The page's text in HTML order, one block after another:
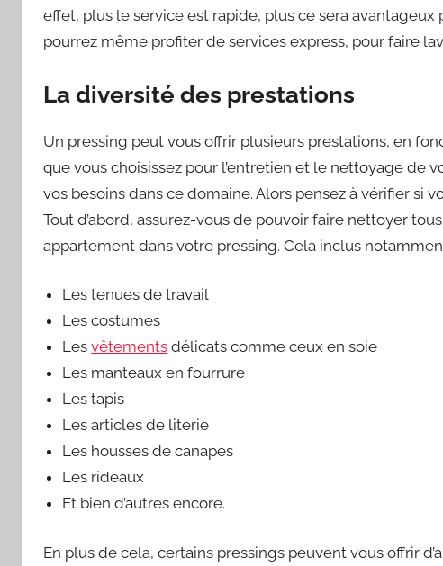
effet, plus le service est rapide, plus ce sera avantageux
pourrez même profiter de services express, pour faire
La diversité des prestations
Un pressing peut vous offrir plusieurs prestations, en
que vous choisissez pour l’entretien et le nettoyage
vos besoins dans ce domaine. Alors pensez à vérifier si
Tout d’abord, assurez-vous de pouvoir faire nettoyer
appartement dans votre pressing. Cela inclus
Les tenues de travail
Les costumes
Lesvêtements délicats comme ceux en soie
Les manteaux en fourrure
Les tapis
Les articles de literie
Les housses de canapés
Les rideaux
Et bien d’autres encore.
En plus de cela, certains pressings peuvent vous offrir